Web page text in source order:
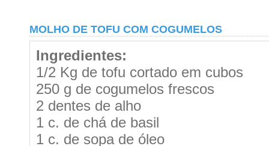
MOLHO DE TOFU COM COGUMELOS
Ingredientes:
1/2 Kg de tofu cortado em cubos
250 g de cogumelos frescos
2 dentes de alho
1 c. de chá de basil
1 c. de sopa de óleo